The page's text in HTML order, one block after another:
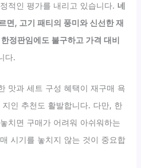
적인 평가를 내리고 있습니다. 네
면, 고기 패티의 풍미와 신선한 재
정판임에도 불구하고 가격 대비
다.
맛과 세트 구성 혜택이 재구매 욕
인 추천도 활발합니다. 다만, 한
치면 구매가 어려워 아쉬워하는
시기를 놓치지 않는 것이 중요합